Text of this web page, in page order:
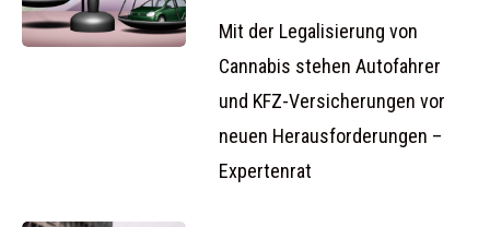
Versicherungspflichtige
Mit der Legalisierung von
Cannabis stehen Autofahrer
und KFZ-Versicherungen vor
neuen Herausforderungen –
Expertenrat